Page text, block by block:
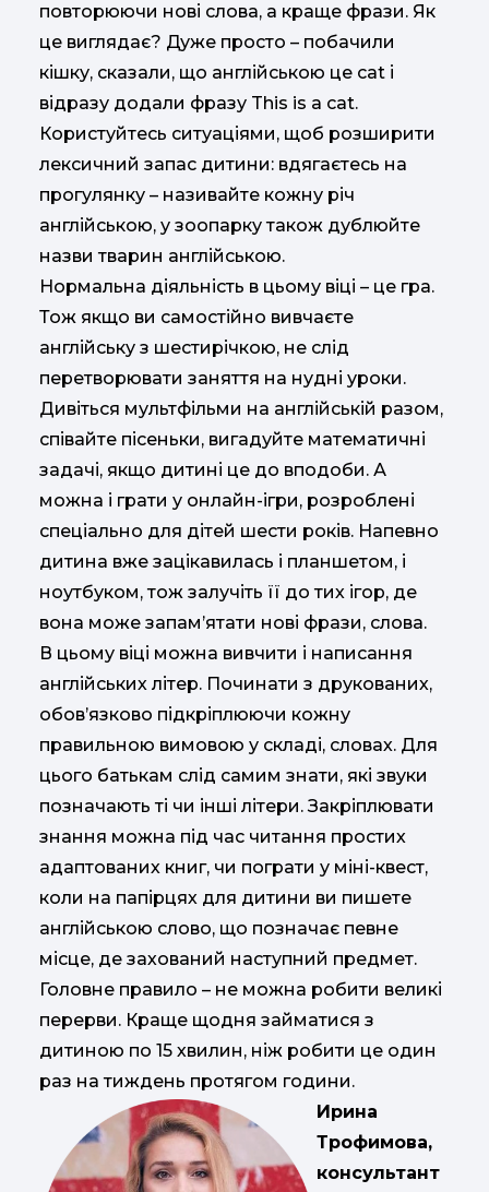
повторюючи нові слова, а краще фрази. Як
це виглядає? Дуже просто – побачили
кішку, сказали, що англійською це cat і
відразу додали фразу This is a cat.
Користуйтесь ситуаціями, щоб розширити
лексичний запас дитини: вдягаєтесь на
прогулянку – називайте кожну річ
англійською, у зоопарку також дублюйте
назви тварин англійською.
Нормальна діяльність в цьому віці – це гра.
Тож якщо ви самостійно вивчаєте
англійську з шестирічкою, не слід
перетворювати заняття на нудні уроки.
Дивіться мультфільми на англійській разом,
співайте пісеньки, вигадуйте математичні
задачі, якщо дитині це до вподоби. А
можна і грати у онлайн-ігри, розроблені
спеціально для дітей шести років. Напевно
дитина вже зацікавилась і планшетом, і
ноутбуком, тож залучіть її до тих ігор, де
вона може запам’ятати нові фрази, слова.
В цьому віці можна вивчити і написання
англійських літер. Починати з друкованих,
обов’язково підкріплюючи кожну
правильною вимовою у складі, словах. Для
цього батькам слід самим знати, які звуки
позначають ті чи інші літери. Закріплювати
знання можна під час читання простих
адаптованих книг, чи пограти у міні-квест,
коли на папірцях для дитини ви пишете
англійською слово, що позначає певне
місце, де захований наступний предмет.
Головне правило – не можна робити великі
перерви. Краще щодня займатися з
дитиною по 15 хвилин, ніж робити це один
раз на тиждень протягом години.
Ирина
Трофимова,
консультант